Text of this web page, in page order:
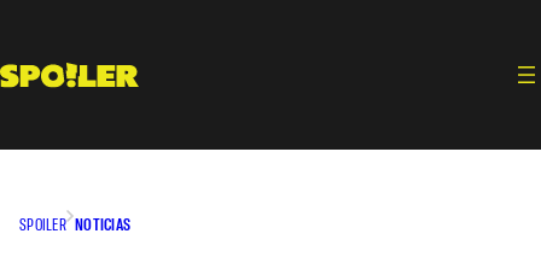
contenido
SPOILER NOTICIAS